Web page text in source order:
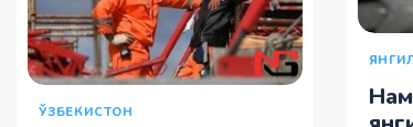
ЎЗБЕКИСТОН